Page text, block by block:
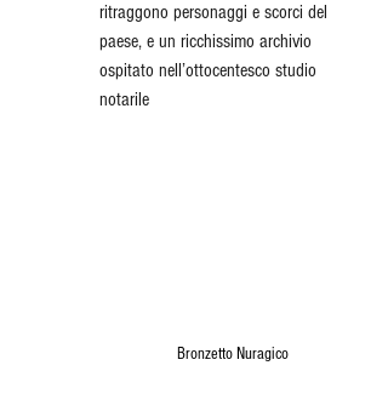
ritraggono personaggi e scorci del
paese, e un ricchissimo archivio
ospitato nell’ottocentesco studio
notarile
Bronzetto Nuragico